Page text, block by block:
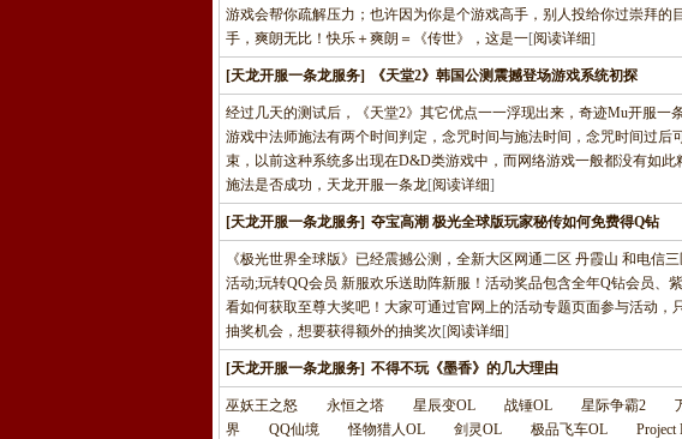
游戏会帮你疏解压力；也许因为你是个游戏高手，别人投给你过崇拜
手，爽朗无比！快乐＋爽朗＝《传世》，这是一[阅读详细]
[天龙开服一条龙服务] 《天堂2》韩国公测震撼登场游戏系统初探
经过几天的测试后，《天堂2》其它优点一一浮现出来，奇迹Mu开服一
游戏中法师施法有两个时间判定，念咒时间与施法时间，念咒时间过
束，以前这种系统多出现在D&D类游戏中，而网络游戏一般都没有如
施法是否成功，天龙开服一条龙[阅读详细]
[天龙开服一条龙服务] 夺宝高潮 极光全球版玩家秘传如何免费得Q钻
《极光世界全球版》已经震撼公测，全新大区网通二区 丹霞山 和电信
活动;玩转QQ会员 新服欢乐送助阵新服！活动奖品包含全年Q钻会员
看如何获取至尊大奖吧！大家可通过官网上的活动专题页面参与活动
抽奖机会，想要获得额外的抽奖次 [阅读详细]
[天龙开服一条龙服务] 不得不玩《墨香》的几大理由
巫妖王之怒 永恒之塔 星辰变OL 战锤OL 星际争霸2
界 QQ仙境 怪物猎人OL 剑灵OL 极品飞车OL